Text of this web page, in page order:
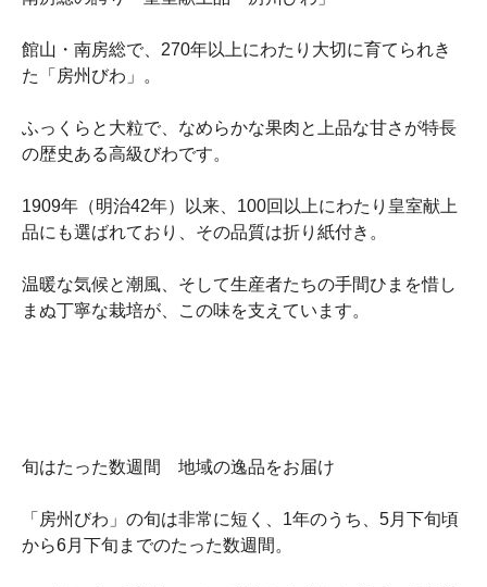
館山・南房総で、270年以上にわたり大切に育てられき
た「房州びわ」。
ふっくらと大粒で、なめらかな果肉と上品な甘さが特長
の歴史ある高級びわです。
1909年（明治42年）以来、100回以上にわたり皇室献上
品にも選ばれており、その品質は折り紙付き。
温暖な気候と潮風、そして生産者たちの手間ひまを惜し
まぬ丁寧な栽培が、この味を支えています。
旬はたった数週間 地域の逸品をお届け
「房州びわ」の旬は非常に短く、1年のうち、5月下旬頃
から6月下旬までのたった数週間。